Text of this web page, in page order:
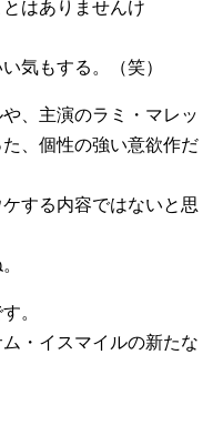
はありませんけ
気もする。（笑）
、主演のラミ・マレッ
、個性の強い意欲作だ
する内容ではないと思
。
・イスマイルの新たな